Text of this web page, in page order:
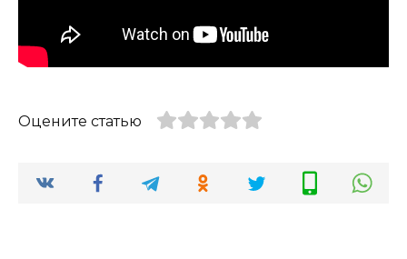
Оцените статью